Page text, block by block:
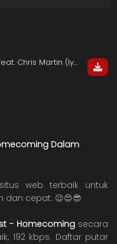
Kanye West Homecoming feat. Chris Martin (lyrics)
Dalam
web terbaik untuk
dan cepat. 😉😍😎
- Homecoming secara
192 kbps. Daftar putar